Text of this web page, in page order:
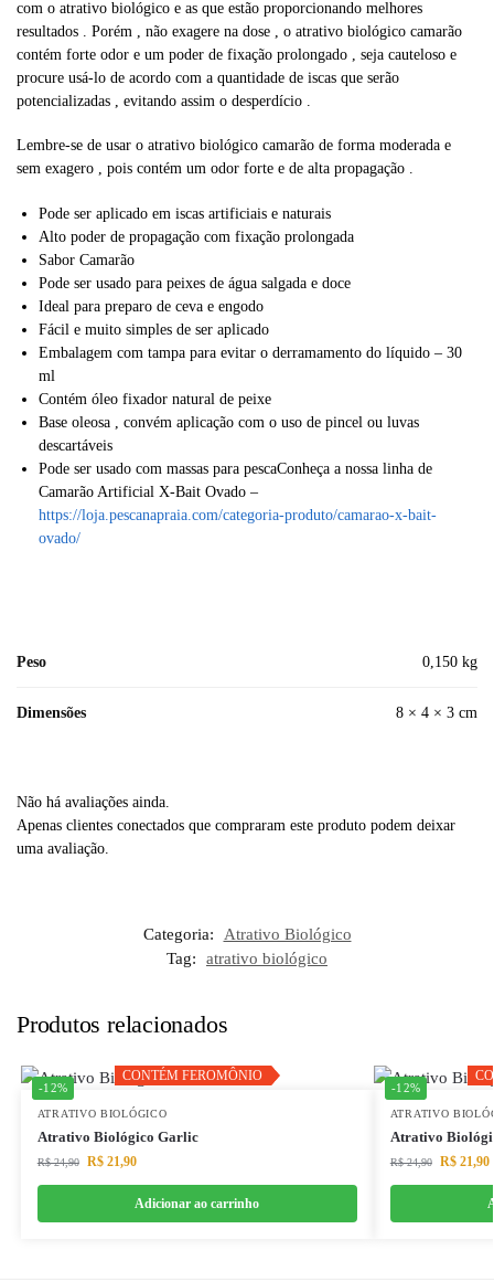
com o atrativo biológico e as que estão proporcionando melhores
resultados . Porém , não exagere na dose , o atrativo biológico camarão
contém forte odor e um poder de fixação prolongado , seja cauteloso e
procure usá-lo de acordo com a quantidade de iscas que serão
potencializadas , evitando assim o desperdício .
Lembre-se de usar o atrativo biológico camarão de forma moderada e
sem exagero , pois contém um odor forte e de alta propagação .
Pode ser aplicado em iscas artificiais e naturais
Alto poder de propagação com fixação prolongada
Sabor Camarão
Pode ser usado para peixes de água salgada e doce
Ideal para preparo de ceva e engodo
Fácil e muito simples de ser aplicado
Embalagem com tampa para evitar o derramamento do líquido – 30
ml
Contém óleo fixador natural de peixe
Base oleosa , convém aplicação com o uso de pincel ou luvas
descartáveis
Pode ser usado com massas para pescaConheça a nossa linha de
Camarão Artificial X-Bait Ovado –
https://loja.pescanapraia.com/categoria-produto/camarao-x-bait-
ovado/
Peso 0,150 kg
Dimensões 8 × 4 × 3 cm
Não há avaliações ainda.
Apenas clientes conectados que compraram este produto podem deixar
uma avaliação.
Categoria:
Atrativo Biológico
Tag:
atrativo biológico
Produtos relacionados
CONTÉM FEROMÔNIO
-12%
CONTÉM FEROMÔNIO
ATRATIVO BIOLÓGICO
Atrativo Biológico Garlic
R$24,90 R$21,90
Adicionar ao carrinho
-12%
ATRATIVO
Atrativo
R$24,90 R$21,90